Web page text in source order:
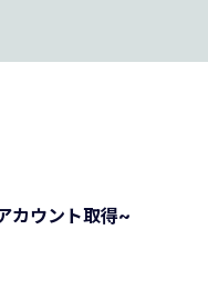
カウント取得~